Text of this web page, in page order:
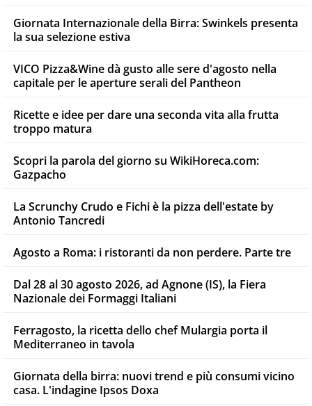
Giornata Internazionale della Birra: Swinkels presenta
la sua selezione estiva
VICO Pizza&Wine dà gusto alle sere d'agosto nella
capitale per le aperture serali del Pantheon
Ricette e idee per dare una seconda vita alla frutta
troppo matura
Scopri la parola del giorno su WikiHoreca.com:
Gazpacho
La Scrunchy Crudo e Fichi è la pizza dell'estate by
Antonio Tancredi
Agosto a Roma: i ristoranti da non perdere. Parte tre
Dal 28 al 30 agosto 2026, ad Agnone (IS), la Fiera
Nazionale dei Formaggi Italiani
Ferragosto, la ricetta dello chef Mulargia porta il
Mediterraneo in tavola
Giornata della birra: nuovi trend e più consumi vicino
casa. L'indagine Ipsos Doxa